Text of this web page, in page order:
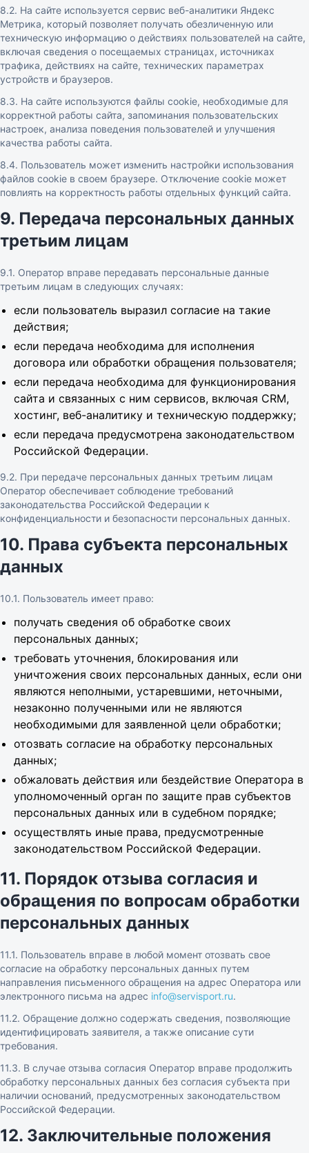
8.2. На сайте используется сервис веб-аналитики Яндекс
Метрика, который позволяет получать обезличенную или
техническую информацию о действиях пользователей на сайте,
включая сведения о посещаемых страницах, источниках
трафика, действиях на сайте, технических параметрах
устройств и браузеров.
8.3. На сайте используются файлы cookie, необходимые для
корректной работы сайта, запоминания пользовательских
настроек, анализа поведения пользователей и улучшения
качества работы сайта.
8.4. Пользователь может изменить настройки использования
файлов cookie в своем браузере. Отключение cookie может
повлиять на корректность работы отдельных функций сайта.
9. Передача персональных данных
третьим лицам
9.1. Оператор вправе передавать персональные данные
третьим лицам в следующих случаях:
если пользователь выразил согласие на такие
действия;
если передача необходима для исполнения
договора или обработки обращения пользователя;
если передача необходима для функционирования
сайта и связанных с ним сервисов, включая CRM,
хостинг, веб-аналитику и техническую поддержку;
если передача предусмотрена законодательством
Российской Федерации.
9.2. При передаче персональных данных третьим лицам
Оператор обеспечивает соблюдение требований
законодательства Российской Федерации к
конфиденциальности и безопасности персональных данных.
10. Права субъекта персональных
данных
10.1. Пользователь имеет право:
получать сведения об обработке своих
персональных данных;
требовать уточнения, блокирования или
уничтожения своих персональных данных, если они
являются неполными, устаревшими, неточными,
незаконно полученными или не являются
необходимыми для заявленной цели обработки;
отозвать согласие на обработку персональных
данных;
обжаловать действия или бездействие Оператора в
уполномоченный орган по защите прав субъектов
персональных данных или в судебном порядке;
осуществлять иные права, предусмотренные
законодательством Российской Федерации.
11. Порядок отзыва согласия и
обращения по вопросам обработки
персональных данных
11.1. Пользователь вправе в любой момент отозвать свое
согласие на обработку персональных данных путем
направления письменного обращения на адрес Оператора или
электронного письма на адрес info@servisport.ru.
11.2. Обращение должно содержать сведения, позволяющие
идентифицировать заявителя, а также описание сути
требования.
11.3. В случае отзыва согласия Оператор вправе продолжить
обработку персональных данных без согласия субъекта при
наличии оснований, предусмотренных законодательством
Российской Федерации.
12. Заключительные положения